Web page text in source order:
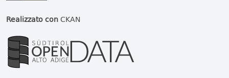
Realizzato conCKAN